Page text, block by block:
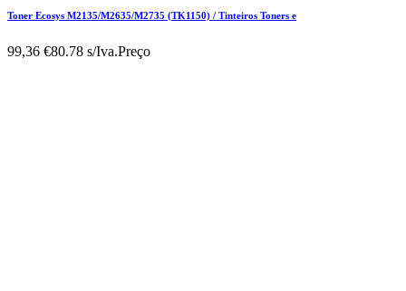
Toner Ecosys M2135/M2635/M2735 (TK1150) / Tinteiros Toners e
99,36 €80.78 s/Iva.Preço